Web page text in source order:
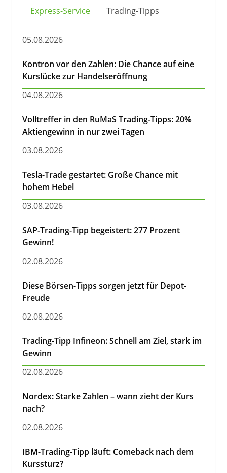
Express-Service Trading-Tipps
05.08.2026
Kontron vor den Zahlen: Die Chance auf eine
Kurslücke zur Handelseröffnung
04.08.2026
Volltreffer in den RuMaS Trading-Tipps: 20%
Aktiengewinn in nur zwei Tagen
03.08.2026
Tesla-Trade gestartet: Große Chance mit
hohem Hebel
03.08.2026
SAP-Trading-Tipp begeistert: 277 Prozent
Gewinn!
02.08.2026
Diese Börsen-Tipps sorgen jetzt für Depot-
Freude
02.08.2026
Trading-Tipp Infineon: Schnell am Ziel, stark im
Gewinn
02.08.2026
Nordex: Starke Zahlen – wann zieht der Kurs
nach?
02.08.2026
IBM-Trading-Tipp läuft: Comeback nach dem
Kurssturz?